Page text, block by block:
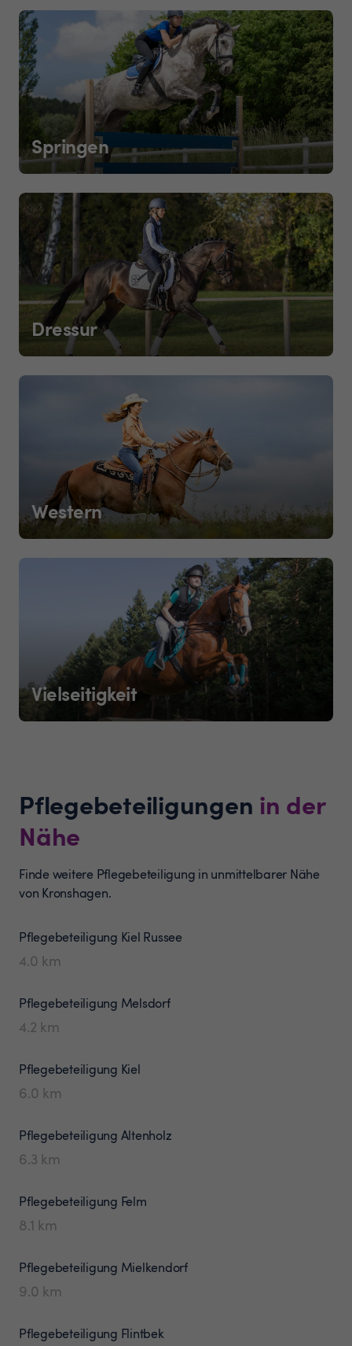
Springen
Dressur
Western
Vielseitigkeit
Pflegebeteiligungen in der
Nähe
Finde weitere Pflegebeteiligung in unmittelbarer Nähe
von Kronshagen.
Pflegebeteiligung Kiel Russee
4.0 km
Pflegebeteiligung Melsdorf
4.2 km
Pflegebeteiligung Kiel
6.0 km
Pflegebeteiligung Altenholz
6.3 km
Pflegebeteiligung Felm
8.1 km
Pflegebeteiligung Mielkendorf
9.0 km
Pflegebeteiligung Flintbek